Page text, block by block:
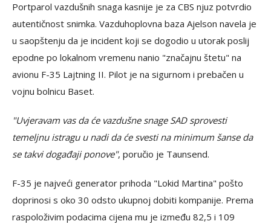
Portparol vazdušnih snaga kasnije je za CBS njuz potvrdio
autentičnost snimka. Vazduhoplovna baza Ajelson navela je
u saopštenju da je incident koji se dogodio u utorak poslij
epodne po lokalnom vremenu nanio "značajnu štetu" na
avionu F-35 Lajtning II. Pilot je na sigurnom i prebačen u
vojnu bolnicu Baset.
"Uvjeravam vas da će vazdušne snage SAD sprovesti
temeljnu istragu u nadi da će svesti na minimum šanse da
se takvi događaji ponove", poručio je Taunsend.
F-35 je najveći generator prihoda "Lokid Martina" pošto
doprinosi s oko 30 odsto ukupnoj dobiti kompanije. Prema
raspoloživim podacima cijena mu je između 82,5 i 109